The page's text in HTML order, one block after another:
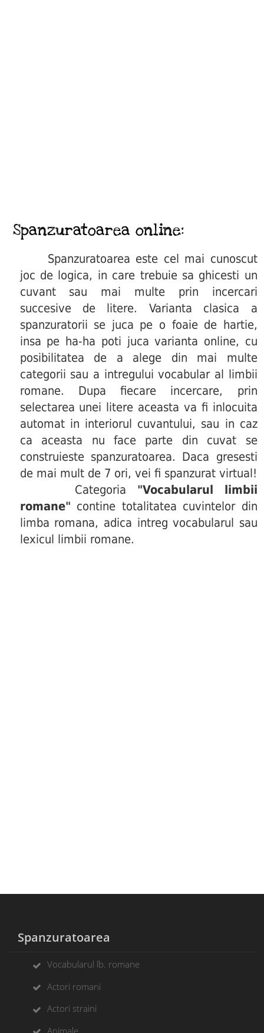
Spanzuratoarea online:
Spanzuratoarea este cel mai cunoscut
joc de logica, in care trebuie sa ghicesti un
cuvant sau mai multe prin incercari
succesive de litere. Varianta clasica a
spanzuratorii se juca pe o foaie de hartie,
insa pe ha-ha poti juca varianta online, cu
posibilitatea de a alege din mai multe
categorii sau a intregului vocabular al limbii
romane. Dupa fiecare incercare, prin
selectarea unei litere aceasta va fi inlocuita
automat in interiorul cuvantului, sau in caz
ca aceasta nu face parte din cuvat se
construieste spanzuratoarea. Daca gresesti
de mai mult de 7 ori, vei fi spanzurat virtual!
Categoria "Vocabularul limbii
romane" contine totalitatea cuvintelor din
limba romana, adica intreg vocabularul sau
lexicul limbii romane.
Spanzuratoarea
Vocabularul lb. romane
Actori romani
Actori straini
Animale